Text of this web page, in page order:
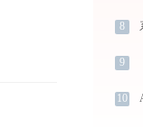
8
9
10